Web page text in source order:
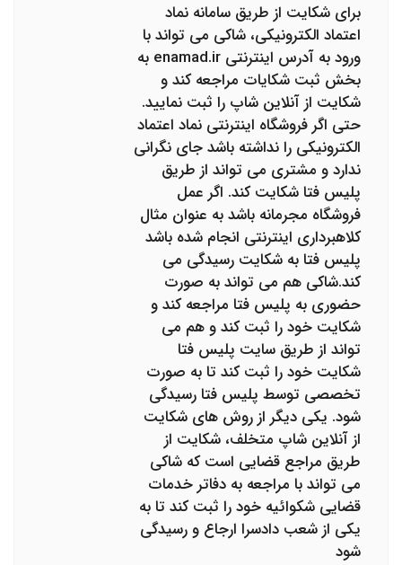
برای شکایت از طریق سامانه نماد
اعتماد الکترونیکی، شاکی می تواند با
ورود به آدرس اینترنتی enamad.ir به
بخش ثبت شکایات مراجعه کند و
شکایت از آنلاین شاپ را ثبت نمایید.
حتی اگر فروشگاه اینترنتی نماد اعتماد
الکترونیکی را نداشته باشد جای نگرانی
ندارد و مشتری می تواند از طریق
پلیس فتا شکایت کند. اگر عمل
فروشگاه مجرمانه باشد به عنوان مثال
کلاهبرداری اینترنتی انجام شده باشد
پلیس فتا به شکایت رسیدگی می
کند.شاکی هم می تواند به صورت
حضوری به پلیس فتا مراجعه کند و
شکایت خود را ثبت کند و هم می
تواند از طریق سایت پلیس فتا
شکایت خود را ثبت کند تا به صورت
تخصصی توسط پلیس فتا رسیدگی
شود. یکی دیگر از روش های شکایت
از آنلاین شاپ متخلف، شکایت از
طریق مراجع قضایی است که شاکی
می تواند با مراجعه به دفاتر خدمات
قضایی شکوائیه خود را ثبت کند تا به
یکی از شعب دادسرا ارجاع و رسیدگی
شود